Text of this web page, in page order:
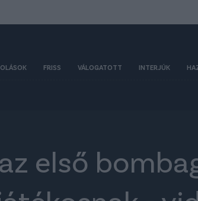
FRISS VÁLOGATOTT INTERJÚK
első